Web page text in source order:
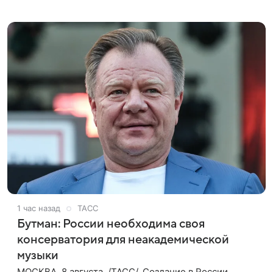
1 час назад ТАСС
Бутман: России необходима своя
консерватория для неакадемической
музыки